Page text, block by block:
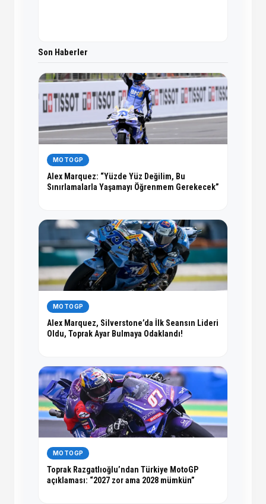
Son Haberler
MOTOGP
Alex Marquez: “Yüzde Yüz Değilim, Bu
Sınırlamalarla Yaşamayı Öğrenmem Gerekecek”
MOTOGP
Alex Marquez, Silverstone’da İlk Seansın Lideri
Oldu, Toprak Ayar Bulmaya Odaklandı!
MOTOGP
Toprak Razgatlıoğlu’ndan Türkiye MotoGP
açıklaması: “2027 zor ama 2028 mümkün”